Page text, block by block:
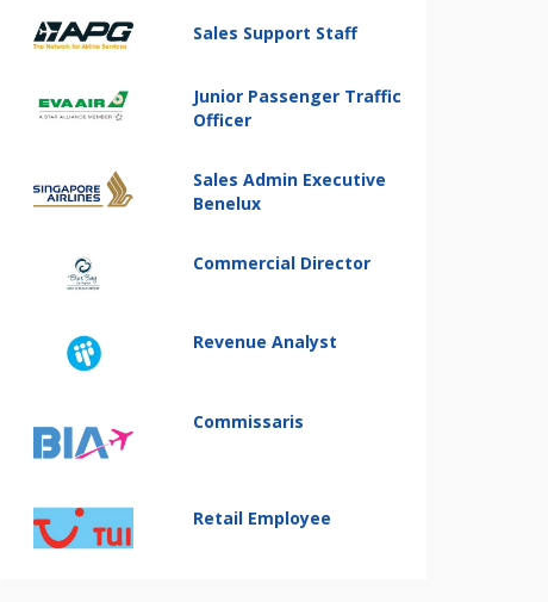
Sales Support Staff
Junior Passenger Traffic
Officer
Sales Admin Executive
Benelux
Commercial Director
Revenue Analyst
Commissaris
Retail Employee